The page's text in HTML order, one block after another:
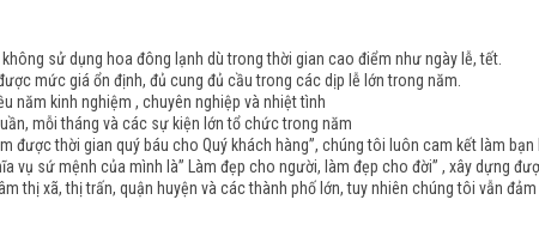
sử dụng hoa đông lạnh dù trong thời gian cao điểm như ngày lễ, tết.
mức giá ổn định, đủ cung đủ cầu trong các dịp lễ lớn trong năm.
kinh nghiệm , chuyên nghiệp và nhiệt tình
mỗi tháng và các sự kiện lớn tổ chức trong năm
thời gian quý báu cho Quý khách hàng”, chúng tôi luôn cam kết làm
sứ mệnh của mình là” Làm đẹp cho người, làm đẹp cho đời” , xây dựng
thị xã, thị trấn, quận huyện và các thành phố lớn, tuy nhiên chúng tôi vẫn